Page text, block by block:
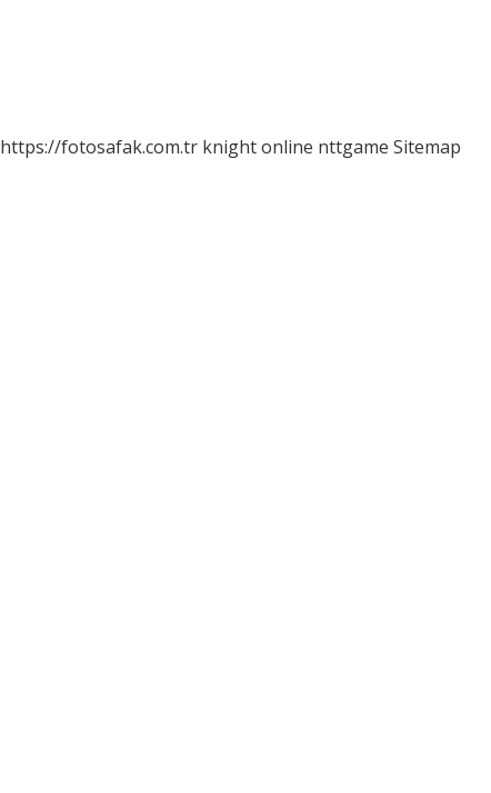
https://fotosafak.com.tr knight online nttgame Sitemap